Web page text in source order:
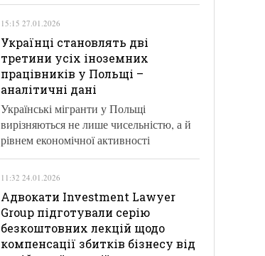
15:15 27.01.2026
Українці становлять дві
третини усіх іноземних
працівників у Польщі –
аналітичні дані
Українські мігранти у Польщі
вирізняються не лише чисельністю, а й
рівнем економічної активності
11:32 24.01.2026
Адвокати Investment Lawyer
Group підготували серію
безкоштовних лекцій щодо
компенсації збитків бізнесу від